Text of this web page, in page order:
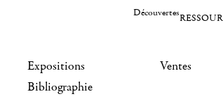
Découvertes
Expositions
Bibliographie
Ventes